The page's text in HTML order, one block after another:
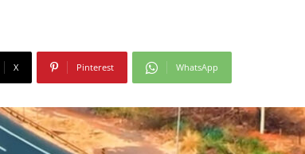
X Pinterest WhatsApp